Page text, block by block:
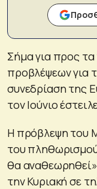
Σήμα για προς
προβλέψεων για
συνεδρίαση της
τον Ιούνιο
Η πρόβλεψη του
του
θα
την Κυριακή σε